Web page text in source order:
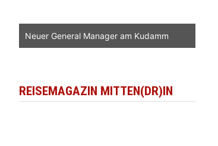
Neuer General Manager am Kudamm
REISEMAGAZIN MITTEN(DR)IN